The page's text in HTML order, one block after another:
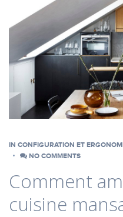
IN CONFIGURATION ET
NO COMMENTS
Comment
cuisine